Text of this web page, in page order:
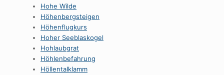
Hohe Wilde
Höhenbergsteigen
Höhenflugkurs
Hoher Seeblaskogel
Hohlaubgrat
Höhlenbefahrung
HöllentaIklamm